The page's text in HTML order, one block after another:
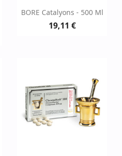
BORE Catalyons - 500 Ml
19,11 €